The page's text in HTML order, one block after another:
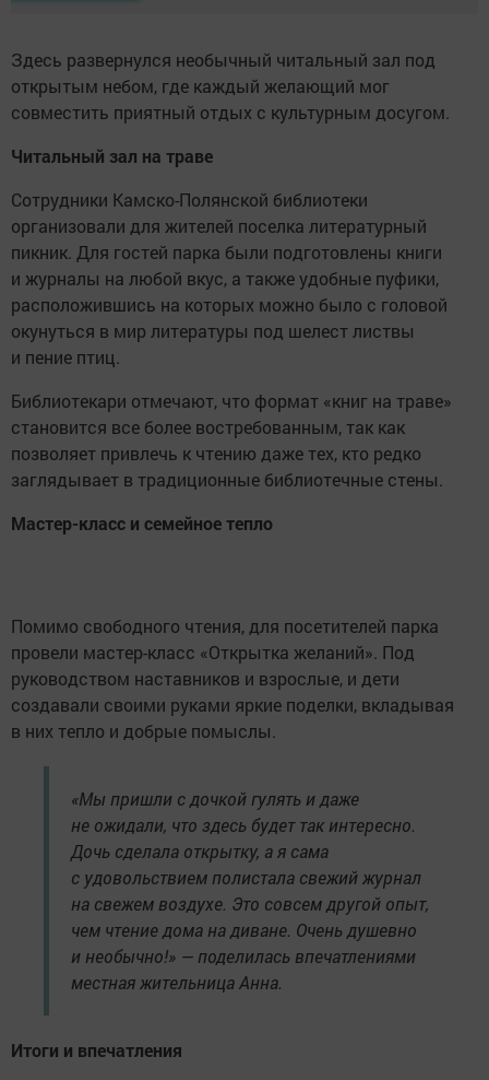
Здесь развернулся необычный читальный зал под
открытым небом, где каждый желающий мог
совместить приятный отдых с культурным досугом.
Читальный зал на траве
Сотрудники Камско-Полянской библиотеки
организовали для жителей поселка литературный
пикник. Для гостей парка были подготовлены книги
и журналы на любой вкус, а также удобные пуфики,
расположившись на которых можно было с головой
окунуться в мир литературы под шелест листвы
и пение птиц.
Библиотекари отмечают, что формат «книг на траве»
становится все более востребованным, так как
позволяет привлечь к чтению даже тех, кто редко
заглядывает в традиционные библиотечные стены.
Мастер-класс и семейное тепло
Помимо свободного чтения, для посетителей парка
провели мастер-класс «Открытка желаний». Под
руководством наставников и взрослые, и дети
создавали своими руками яркие поделки, вкладывая
в них тепло и добрые помыслы.
«Мы пришли с дочкой гулять и даже
не ожидали, что здесь будет так интересно.
Дочь сделала открытку, а я сама
с удовольствием полистала свежий журнал
на свежем воздухе. Это совсем другой опыт,
чем чтение дома на диване. Очень душевно
и необычно!» — поделилась впечатлениями
местная жительница Анна.
Итоги и впечатления